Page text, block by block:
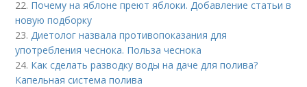
22. Почему на яблоне преют яблоки. Добавление статьи в
новую подборку
23.Диетолог назвала противопоказания для
употребления чеснока. Польза чеснока
24. Как сделать разводку воды на даче для полива?
Капельная система полива